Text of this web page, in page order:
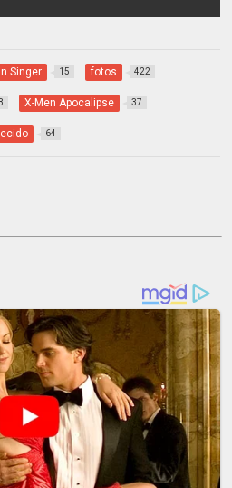
Singer 15 fotos 422
X-Men Apocalipse 37
64